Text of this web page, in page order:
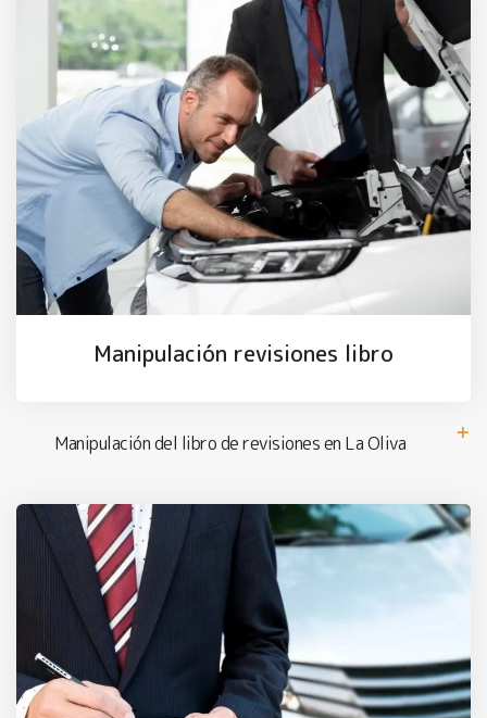
Manipulación revisiones libro
Manipulación del libro de revisiones en La Oliva